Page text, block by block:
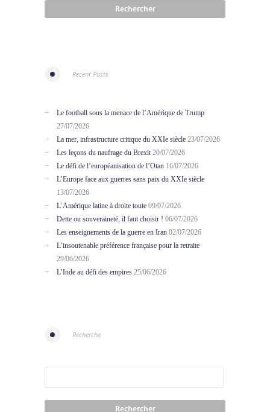
Recent Posts
Le football sous la menace de l’Amérique de Trump
27/07/2026
La mer, infrastructure critique du XXIe siècle 23/07/2026
Les leçons du naufrage du Brexit 20/07/2026
Le défi de l’européanisation de l’Otan 16/07/2026
L’Europe face aux guerres sans paix du XXIe siècle
13/07/2026
L’Amérique latine à droite toute 09/07/2026
Dette ou souveraineté, il faut choisir ! 06/07/2026
Les enseignements de la guerre en Iran 02/07/2026
L’insoutenable préférence française pour la retraite
29/06/2026
L’Inde au défi des empires 25/06/2026
Recherche